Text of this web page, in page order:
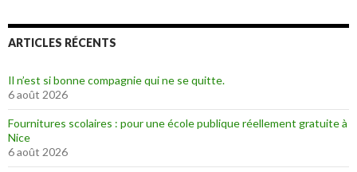
ARTICLES RÉCENTS
Il n’est si bonne compagnie qui ne se quitte.
6 août 2026
Fournitures scolaires : pour une école publique réellement gratuite à
Nice
6 août 2026